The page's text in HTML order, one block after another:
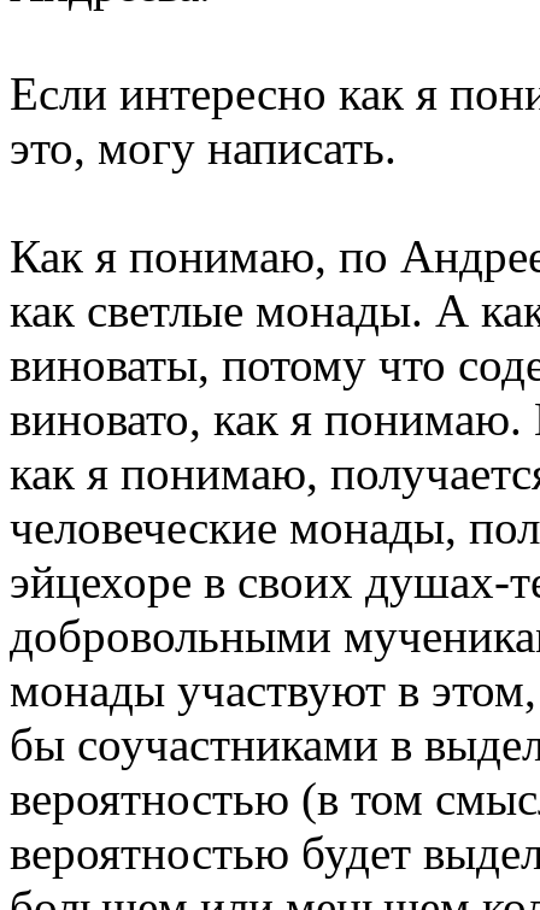
Если интересно как я
это, могу написать.
Как я понимаю, по
как светлые монады. А
виноваты, потому что
виновато, как я
как я понимаю,
человеческие монады,
эйцехоре в своих душах-
добровольными
монады участвуют в
бы соучастниками в
вероятностью (в том
вероятностью будет